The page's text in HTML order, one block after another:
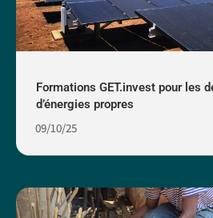
Formations GET.invest pour les
d’énergies propres
09/10/25